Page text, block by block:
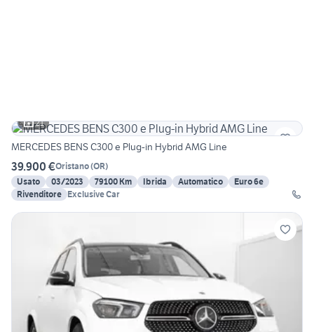
21
MERCEDES BENS C300 e Plug-in Hybrid AMG Line
39.900 €Oristano(OR)
Usato
03/2023 79100 Km Ibrida Automatico
Euro 6e
Rivenditore Exclusive Car